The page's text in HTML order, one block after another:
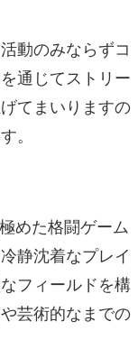
動のみならずコ
通じてストリー
てまいりますの
。
めた格闘ゲーム
静沈着なプレイ
フィールドを構
芸術的なまでの